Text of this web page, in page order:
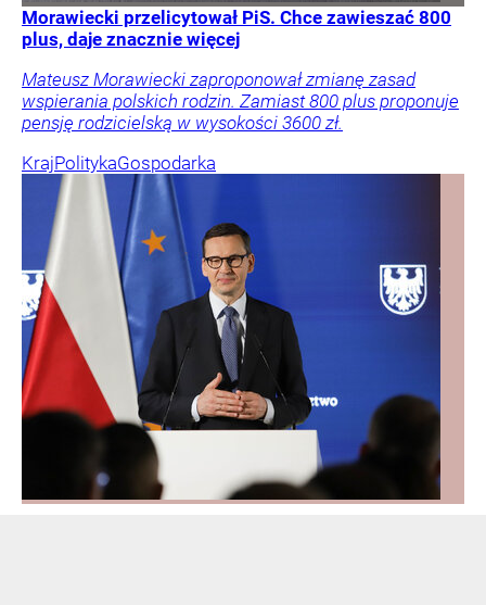
Morawiecki przelicytował PiS. Chce zawieszać 800
plus, daje znacznie więcej
Mateusz Morawiecki zaproponował zmianę zasad
wspierania polskich rodzin. Zamiast 800 plus proponuje
pensję rodzicielską w wysokości 3600 zł.
KrajPolitykaGospodarka